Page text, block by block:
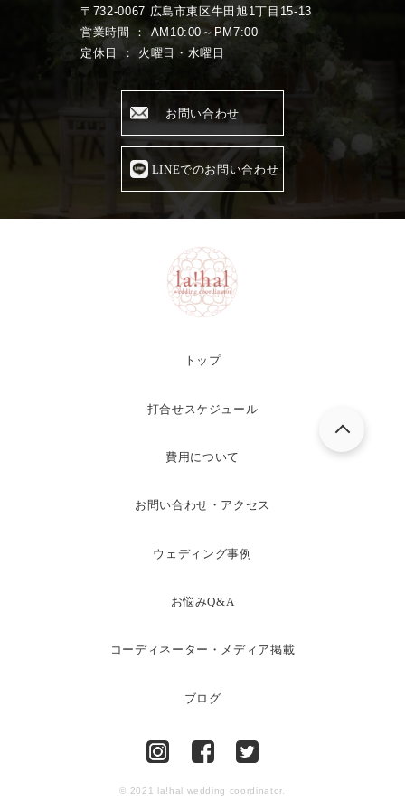
〒732-0067 広島市東区牛田旭1丁目15-13
営業時間 ： AM10:00～PM7:00
定休日 ： 火曜日・水曜日
お問い合わせ
LINEでのお問い合わせ
トップ
打合せスケジュール
費用について
お問い合わせ・アクセス
ウェディング事例
お悩みQ&A
コーディネーター・メディア掲載
ブログ
© 2021 la!hal wedding coordinator.